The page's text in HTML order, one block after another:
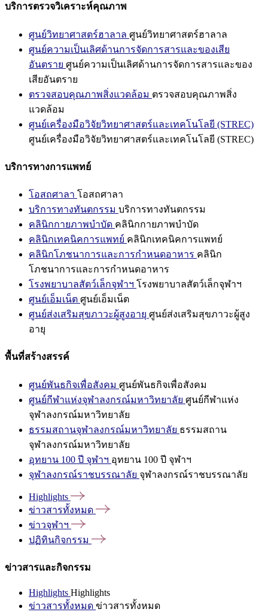
บริการตรวจวิเคราะห์คุณภาพ
ศูนย์วิทยาศาสตร์ฮาลาล ศูนย์วิทยาศาสตร์ฮาลาล
ศูนย์ความเป็นเลิศด้านการจัดการสารและของเสีย
อันตราย ศูนย์ความเป็นเลิศด้านการจัดการสารและของ
เสียอันตราย
ตรวจสอบคุณภาพสิ่งแวดล้อม ตรวจสอบคุณภาพสิ่ง
แวดล้อม
ศูนย์เครื่องมือวิจัยวิทยาศาสตร์และเทคโนโลยี (STREC)
ศูนย์เครื่องมือวิจัยวิทยาศาสตร์และเทคโนโลยี (STREC)
บริการทางการแพทย์
โอสถศาลา โอสถศาลา
บริการทางทันตกรรม บริการทางทันตกรรม
คลินิกกายภาพบำบัด คลินิกกายภาพบำบัด
คลินิกเทคนิคการแพทย์ คลินิกเทคนิคการแพทย์
คลินิกโภชนาการและการกำหนดอาหาร คลินิก
โภชนาการและการกำหนดอาหาร
โรงพยาบาลสัตว์เล็กจุฬาฯ โรงพยาบาลสัตว์เล็กจุฬาฯ
ศูนย์เอ็มเน็ต ศูนย์เอ็มเน็ต
ศูนย์ส่งเสริมสุขภาวะผู้สูงอายุ ศูนย์ส่งเสริมสุขภาวะผู้สูง
อายุ
พื้นที่สร้างสรรค์
ศูนย์พันธกิจเพื่อสังคม ศูนย์พันธกิจเพื่อสังคม
ศูนย์กีฬาแห่งจุฬาลงกรณ์มหาวิทยาลัย ศูนย์กีฬาแห่ง
จุฬาลงกรณ์มหาวิทยาลัย
ธรรมสถานจุฬาลงกรณ์มหาวิทยาลัย ธรรมสถาน
จุฬาลงกรณ์มหาวิทยาลัย
อุทยาน 100 ปี จุฬาฯ อุทยาน 100 ปี จุฬาฯ
จุฬาลงกรณ์ราชบรรณาลัย จุฬาลงกรณ์ราชบรรณาลัย
Highlights
ข่าวสารทั้งหมด
ข่าวจุฬาฯ
ปฏิทินกิจกรรม
ข่าวสารและกิจกรรม
Highlights Highlights
ข่าวสารทั้งหมด ข่าวสารทั้งหมด